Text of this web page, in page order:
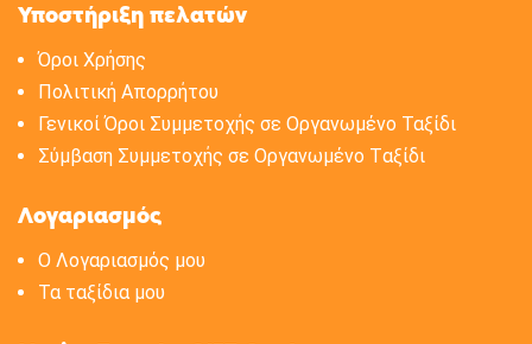
Υποστήριξη πελατών
Όροι Χρήσης
Πολιτική Aπορρήτου
Γενικοί Όροι Συμμετοχής σε Οργανωμένο Ταξίδι
Σύμβαση Συμμετοχής σε Oργανωμένο Tαξίδι
Λογαριασμός
Ο Λογαριασμός μου
Τα ταξίδια μου